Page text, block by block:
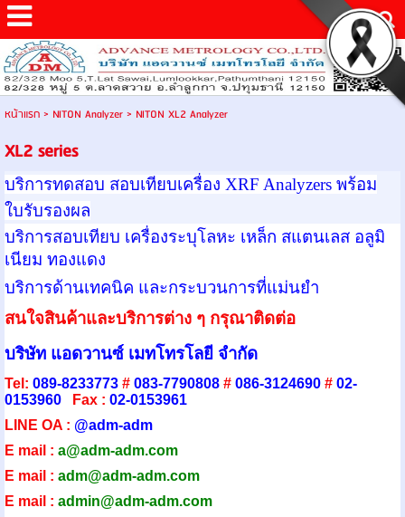
หน้าแรก> NITON Analyzer> NITON XL2 Analyzer
XL2 series
บริการทดสอบ สอบเทียบเครื่อง XRF Analyzers พร้อม
ใบรับรองผล
บริการสอบเทียบ เครื่องระบุโลหะ เหล็ก สแตนเลส อลูมิ
เนียม ทองแดง
บริการด้านเทคนิค และกระบวนการที่แม่นยำ
สนใจสินค้าและบริการต่าง ๆ กรุณาติดต่อ
บริษัท แอดวานซ์ เมทโทรโลยี จำกัด
Tel: 089-8233773# 083-7790808# 086-3124690# 02-
0153960Fax : 02-0153961
LINE OA : @adm-adm
E mail : a@adm-adm.com
E mail : adm@adm-adm.com
E mail : admin@adm-ad m.com